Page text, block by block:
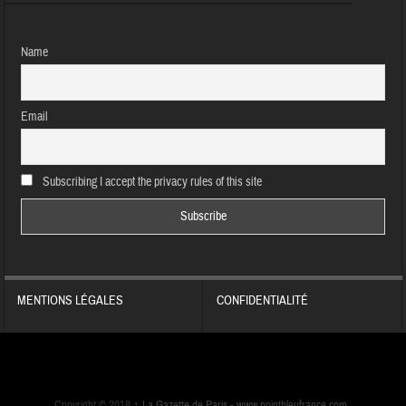
Name
Email
Subscribing I accept the privacy rules of this site
MENTIONS LÉGALES CONFIDENTIALITÉ